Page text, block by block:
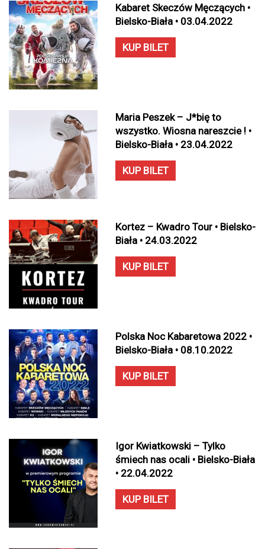
Kabaret Skeczów Męczących •
Bielsko-Biała • 03.04.2022
KUP BILET
Maria Peszek – J*bię to
wszystko. Wiosna nareszcie ! •
Bielsko-Biała • 23.04.2022
KUP BILET
Kortez – Kwadro Tour • Bielsko-
Biała • 24.03.2022
KUP BILET
Polska Noc Kabaretowa 2022 •
Bielsko-Biała • 08.10.2022
KUP BILET
Igor Kwiatkowski – Tylko
śmiech nas ocali • Bielsko-Biała
• 22.04.2022
KUP BILET